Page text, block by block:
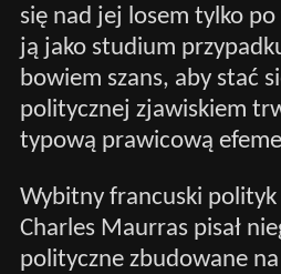
się nad jej losem tylko
ją jako studium
bowiem szans, aby stać
politycznej zjawiskiem
typową prawicową
Wybitny francuski
Charles Maurras pisał
polityczne zbudowane